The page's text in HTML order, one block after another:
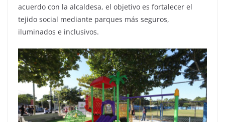
acuerdo con la alcaldesa, el objetivo es fortalecer el
tejido social mediante parques más seguros,
iluminados e inclusivos.